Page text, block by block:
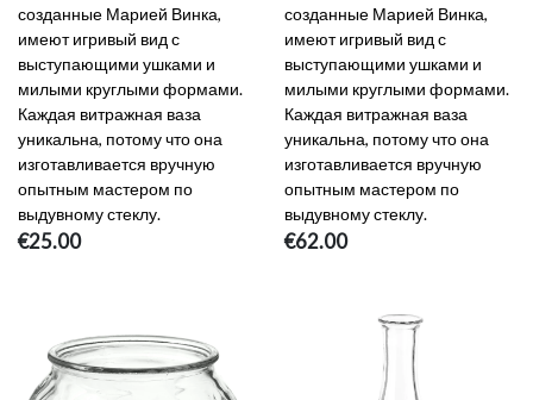
созданные Марией Винка,
имеют игривый вид с
выступающими ушками и
милыми круглыми формами.
Каждая витражная ваза
уникальна, потому что она
изготавливается вручную
опытным мастером по
выдувному стеклу.
€25.00
созданные Марией Винка,
имеют игривый вид с
выступающими ушками и
милыми круглыми формами.
Каждая витражная ваза
уникальна, потому что она
изготавливается вручную
опытным мастером по
выдувному стеклу.
€62.00